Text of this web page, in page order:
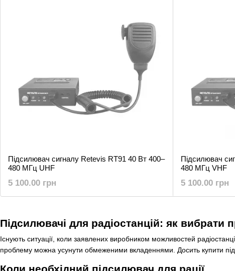
Підсилювачі для радіостанцій: як вибрати
Існують ситуації, коли заявлених виробником можливостей
проблему можна усунути обмеженими вкладеннями. Досить купити
Підсилювач сигналу Retevis RT91 40 Вт 400–
480 МГц UHF
5 100.00 грн
Підсилювач
480 МГц VHF
5 100.00 грн